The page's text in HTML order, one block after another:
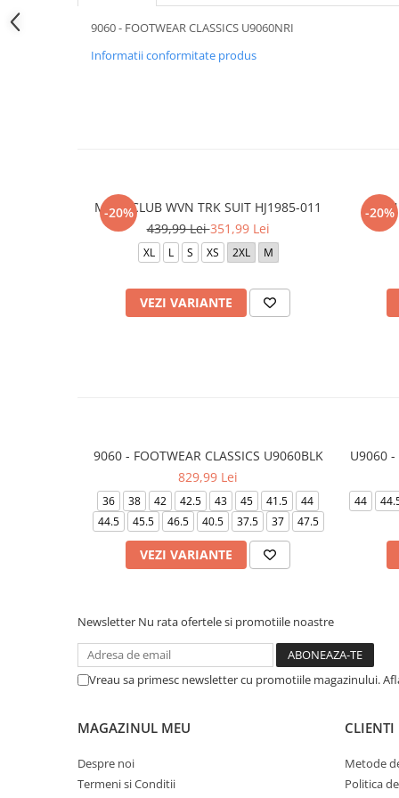
9060 - FOOTWEAR CLASSICS U9060NRI
Informatii conformitate produs
-20%
M NK CLUB WVN TRK SUIT HJ1985-011
439,99 Lei351,99 Lei
XL L S XS 2XL M
VEZI VARIANTE
-20%
M
9060 - FOOTWEAR CLASSICS U9060BLK
829,99 Lei
36 38 42 42.5 43 45 41.5
44
44.5
45.5 46.5 40.5 37.5 37 47.5
VEZI VARIANTE
U9060 -
44
Newsletter Nu rata ofertele si promotiile noastre
Vreau sa primesc newsletter cu promotiile magazinului.
MAGAZINUL MEU
Despre noi
Termeni si Conditii
CLIENTI
Metode
Politica